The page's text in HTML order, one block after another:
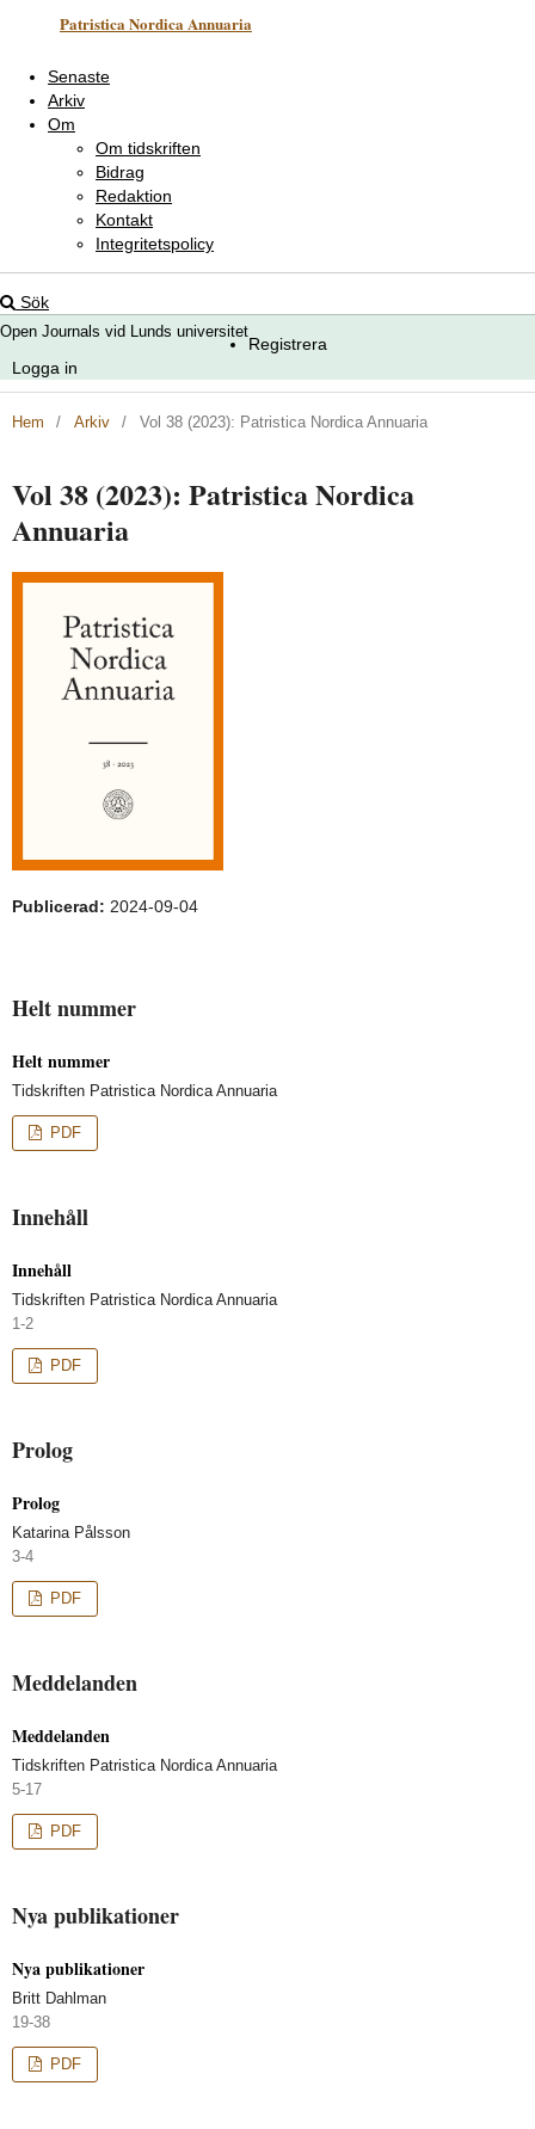
Patristica Nordica Annuaria
Senaste
Arkiv
Om
Om tidskriften
Bidrag
Redaktion
Kontakt
Integritetspolicy
Sök
Open Journals vid Lunds universitet
Registrera
Logga in
Hem / Arkiv / Vol 38 (2023): Patristica Nordica Annuaria
Vol 38 (2023): Patristica Nordica
Annuaria
Publicerad: 2024-09-04
Helt nummer
Helt nummer
Tidskriften Patristica Nordica Annuaria
PDF
Innehåll
Innehåll
Tidskriften Patristica Nordica Annuaria
1-2
PDF
Prolog
Prolog
Katarina Pålsson
3-4
PDF
Meddelanden
Meddelanden
Tidskriften Patristica Nordica Annuaria
5-17
PDF
Nya publikationer
Nya publikationer
Britt Dahlman
19-38
PDF